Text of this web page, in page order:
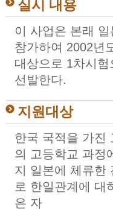
실시 내용
이 사업은 본래
참가하여 2002년
대상으로 1차시
선발한다.
지원대상
한국 국적을 가진
의 고등학교 과정
지 일본에 체류한
로 한일관계에 대
은 자